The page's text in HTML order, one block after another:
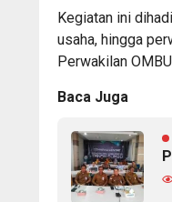
Kegiatan ini
usaha, hingga
Perwakilan
Baca Juga